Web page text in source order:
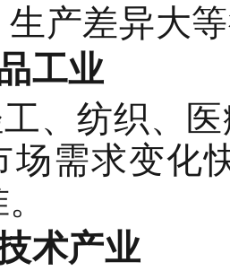
产差异大
工业
、纺织、
场需求变化
。
术产业